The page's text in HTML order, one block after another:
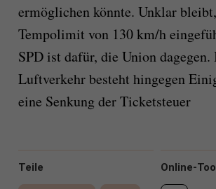
ermöglichen könnte. Unklar
Tempolimit von 130 km/h
SPD ist dafür, die Union dagegen.
Luftverkehr besteht hingegen
eine Senkung der Ticketsteuer
Online-
Teile